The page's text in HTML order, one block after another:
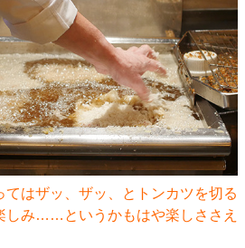
てはザッ、ザッ、とトンカツを切る
しみ……というかもはや楽しささえ